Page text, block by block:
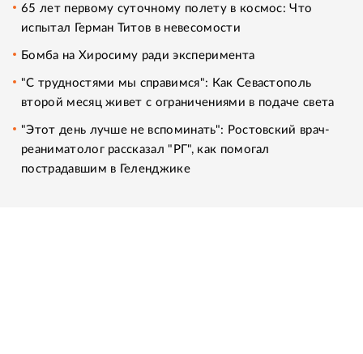
65 лет первому суточному полету в космос: Что
испытал Герман Титов в невесомости
Бомба на Хиросиму ради эксперимента
"С трудностями мы справимся": Как Севастополь
второй месяц живет с ограничениями в подаче света
"Этот день лучше не вспоминать": Ростовский врач-
реаниматолог рассказал "РГ", как помогал
пострадавшим в Геленджике